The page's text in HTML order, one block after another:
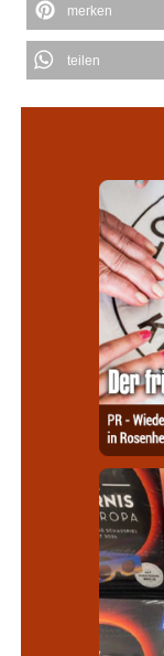
merken
teilen